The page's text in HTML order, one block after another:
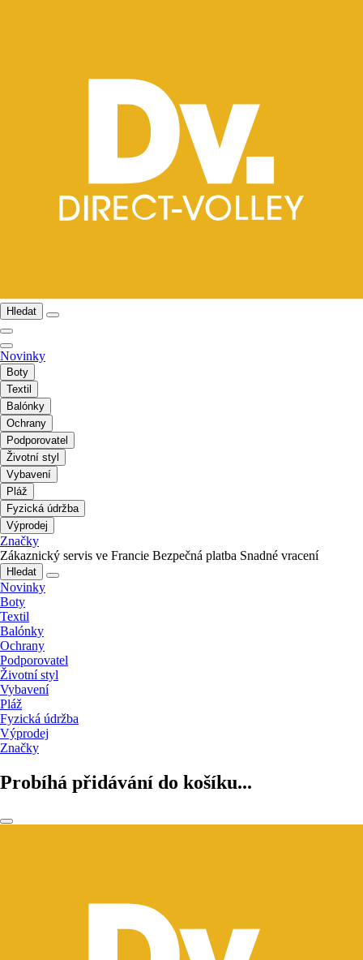
Hledat
Novinky
Boty
Textil
Balónky
Ochrany
Podporovatel
Životní styl
Vybavení
Pláž
Fyzická údržba
Výprodej
Značky
Zákaznický servis ve Francie Bezpečná platba Snadné vracení
Hledat
Novinky
Boty
Textil
Balónky
Ochrany
Podporovatel
Životní styl
Vybavení
Pláž
Fyzická údržba
Výprodej
Značky
Probíhá přidávání do košíku...